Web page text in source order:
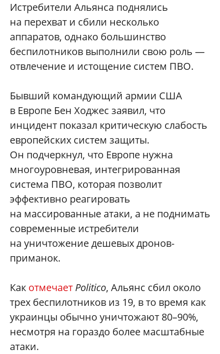
Истребители Альянса поднялись
на перехват и сбили несколько
аппаратов, однако большинство
беспилотников выполнили свою роль —
отвлечение и истощение систем ПВО.
Бывший командующий армии США
в Европе Бен Ходжес заявил, что
инцидент показал критическую слабость
европейских систем защиты.
Он подчеркнул, что Европе нужна
многоуровневая, интегрированная
система ПВО, которая позволит
эффективно реагировать
на массированные атаки, а не поднимать
современные истребители
на уничтожение дешевых дронов-
приманок.
Как отмечает Politico, Альянс сбил около
трех беспилотников из 19, в то время как
украинцы обычно уничтожают 80–90%,
несмотря на гораздо более масштабные
атаки.